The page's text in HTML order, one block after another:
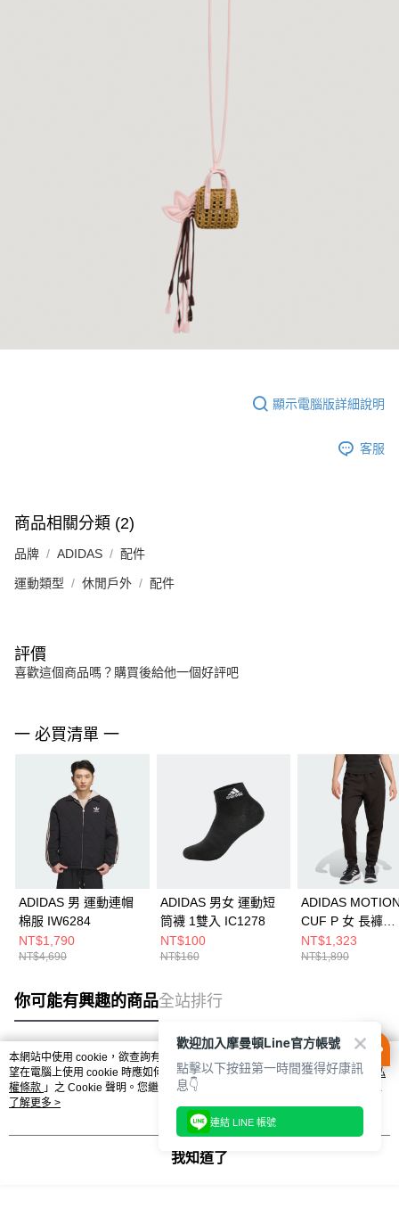
顯示電腦版詳細說明
客服
商品相關分類 (2)
品牌 ADIDAS 配件
運動類型 休閒戶外 配件
評價
喜歡這個商品嗎？購買後給他一個好評吧
一 必買清單 一
ADIDAS 男 運動連帽
棉服 IW6284
NT$1,790
NT$4,690
ADIDAS 男女 運動短
筒襪 1雙入 IC1278
NT$100
NT$160
ADIDAS
CUF P 女 長褲
JY4700
NT$1,323
NT$1,890
你可能有興趣的商品全站排行
熱門標籤
本網站中使用 cookie，欲查詢有關本網站使用 cookie 方式之詳情，及若您不希
望在電腦上使用 cookie 時應如何變更電腦的 cookie 設定，請參閱本網站「
隱私
權條款 」之 Cookie 聲明。您繼續使用本網站即表示您同意本公司得按本網站使
用條款之 Cookie 聲明使用 cookie。
了解更多 >
我知道了
歡迎加入摩曼頓Line官方帳號
點擊以下按鈕第一時間獲得好康訊
息👇
連結 LINE 帳號